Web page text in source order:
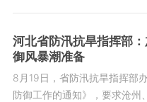
河北省防汛抗旱指挥部
御风暴潮准备
8月19日，省防汛抗旱指挥部
防御工作的通知》，要求沧州